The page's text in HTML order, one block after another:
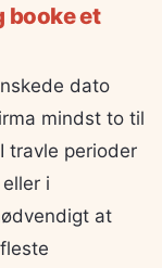
booke et
dato
mindst to til
travle perioder
i
at